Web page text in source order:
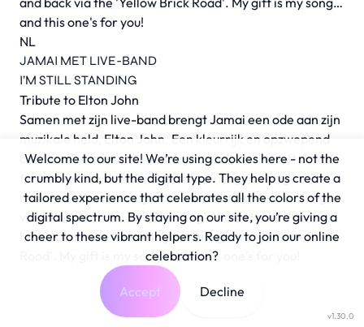
and this one's for you!
NL
JAMAI MET LIVE-BAND
I’M STILL STANDING
Tribute to Elton John
Samen met zijn live-band brengt Jamai een ode aan zijn
muzikale held, Elton John. Een kleurrijk en opzwepend
concert. De inspiratie voor zijn creativiteit heeft Jamai
te danken aan deze excentrieke en eigenzinnige
rockster. We vieren zijn muziek en liefde voor de songs
van Elton. Van ‘I’m Still Standing’, ‘Cold Heart’, ‘Rocket
Man’ tot aan de ‘Lion King’ en terug via de ‘Yellow Brick
Road’. My gift is my song … and this one’s for you!
v1.30.0
Welcome to our site! We’re using cookies here - not the
crumbly kind, but the digital type. They help us create a
tailored experience that celebrates all the colors of the
digital spectrum. By staying on our site, you’re giving a
cheer to these vibrant helpers. Ready to join our online
celebration?
Accept Decline